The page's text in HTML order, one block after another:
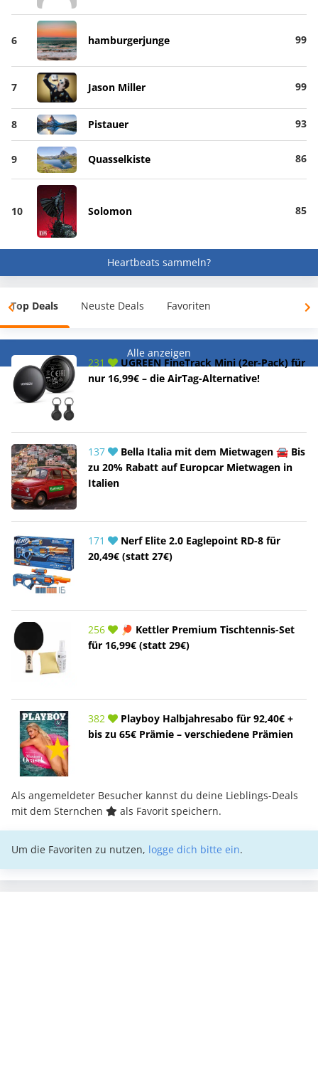
6 hamburgerjunge 99
7 Jason Miller 99
8 Pistauer 93
9 Quasselkiste 86
10 Solomon 85
Heartbeats sammeln?
Top Deals Neuste Deals Favoriten
Alle anzeigen
231
UGREEN FineTrack Mini (2er-Pack) für
nur 16,99€ – die AirTag-Alternative!
137
Bella Italia mit dem Mietwagen 🚘 Bis
zu 20% Rabatt auf Europcar Mietwagen in
Italien
171
Nerf Elite 2.0 Eaglepoint RD-8 für
20,49€ (statt 27€)
256
🏓 Kettler Premium Tischtennis-Set
für 16,99€ (statt 29€)
382
Playboy Halbjahresabo für 92,40€ +
bis zu 65€ Prämie – verschiedene Prämien
Als angemeldeter Besucher kannst du deine Lieblings-Deals
mit dem Sternchen
als Favorit speichern.
Um die Favoriten zu nutzen, logge dich bitte ein.